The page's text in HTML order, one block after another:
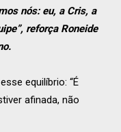
nós: eu, a Cris, a
reforça Roneide
equilíbrio: “É
afinada, não